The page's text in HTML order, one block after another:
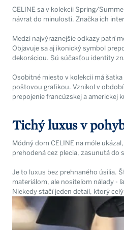
CELINE sa v kolekcii Spring/
návrat do minulosti. Značka ich
Medzi najvýraznejšie odkazy patrí
Objavuje sa aj ikonický symbol
dekoráciou. Sú súčasťou identity
Osobitné miesto v kolekcii má
poštovou grafikou. Vznikol v
prepojenie francúzskej a americkej
Tichý luxus v
Módný dom CELINE na móle
prehodená cez plecia, zasunutá do
Je to luxus bez prehnaného úsilia.
materiálom, ale nositeľom nálady -
Niekedy stačí jeden detail, ktorý